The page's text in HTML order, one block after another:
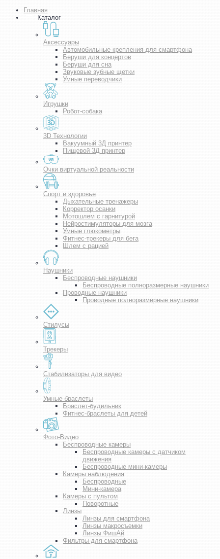
Главная
Каталог
Аксессуары
Автомобильные крепления для смартфона
Беруши для концертов
Беруши для сна
Звуковые зубные щетки
Умные переводчики
Игрушки
Робот-собака
3D Технологии
Вакуумный 3Д принтер
Пищевой 3Д принтер
Очки виртуальной реальности
Спорт и здоровье
Дыхательные тренажеры
Корректор осанки
Мотошлем с гарнитурой
Нейростимуляторы для мозга
Умные глюкометры
Фитнес-трекеры для бега
Шлем с рацией
Наушники
Беспроводные наушники
Беспроводные полноразмерные наушники
Проводные наушники
Проводные полноразмерные наушники
Стилусы
Трекеры
Стабилизаторы для видео
Умные браслеты
Браслет-будильник
Фитнес-браслеты для детей
Фото-Видео
Беспроводные камеры
Беспроводные камеры с датчиком
движения
Беспроводные мини-камеры
Камеры наблюдения
Беспроводные
Мини-камера
Камеры с пультом
Поворотные
Линзы
Линзы для смартфона
Линзы макросъемки
Линзы ФишАй
Фильтры для смартфона